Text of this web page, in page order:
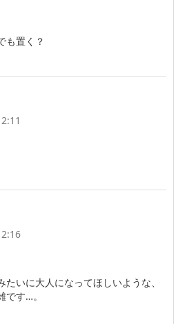
も置く？
いに大人になってほしいような、
です…。